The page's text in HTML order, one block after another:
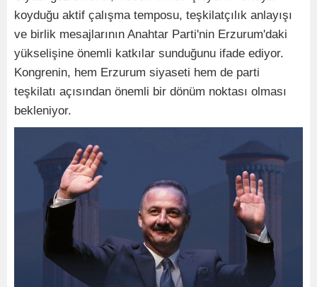
koyduğu aktif çalışma temposu, teşkilatçılık anlayışı
ve birlik mesajlarının Anahtar Parti'nin Erzurum'daki
yükselişine önemli katkılar sunduğunu ifade ediyor.
Kongrenin, hem Erzurum siyaseti hem de parti
teşkilatı açısından önemli bir dönüm noktası olması
bekleniyor.